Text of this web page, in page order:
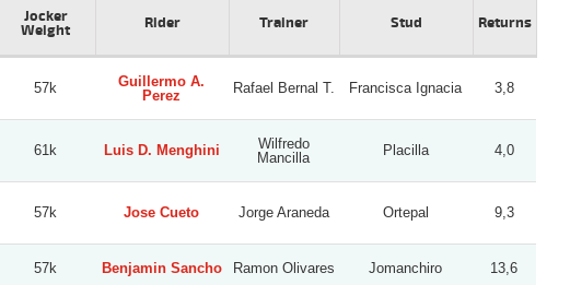
Jocker
Weight
Rider Trainer Stud Returns
57k
Guillermo A.
Perez
Rafael Bernal T. Francisca Ignacia 3,8
61k Luis D. Menghini
Wilfredo
Mancilla
Placilla 4,0
57k Jose Cueto Jorge Araneda Ortepal 9,3
57k Benjamin Sancho Ramon Olivares Jomanchiro 13,6